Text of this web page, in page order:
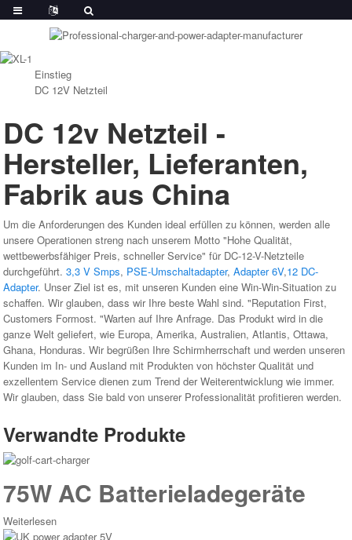
Einstieg
DC 12V Netzteil
DC 12v Netzteil -
Hersteller, Lieferanten,
Fabrik aus China
Um die Anforderungen des Kunden ideal erfüllen zu können, werden alle
unsere Operationen streng nach unserem Motto "Hohe Qualität,
wettbewerbsfähiger Preis, schneller Service" für DC-12-V-Netzteile
durchgeführt.3,3 V Smps, PSE-Umschaltadapter,Adapter 6V,12 DC-
Adapter. Unser Ziel ist es, mit unseren Kunden eine Win-Win-Situation zu
schaffen. Wir glauben, dass wir Ihre beste Wahl sind. "Reputation First,
Customers Formost. "Warten auf Ihre Anfrage. Das Produkt wird in die
ganze Welt geliefert, wie Europa, Amerika, Australien, Atlantis, Ottawa,
Ghana, Honduras. Wir begrüßen Ihre Schirmherrschaft und werden unseren
Kunden im In- und Ausland mit Produkten von höchster Qualität und
exzellentem Service dienen zum Trend der Weiterentwicklung wie immer.
Wir glauben, dass Sie bald von unserer Professionalität profitieren werden.
Verwandte Produkte
75W AC Batterieladegeräte
Weiterlesen